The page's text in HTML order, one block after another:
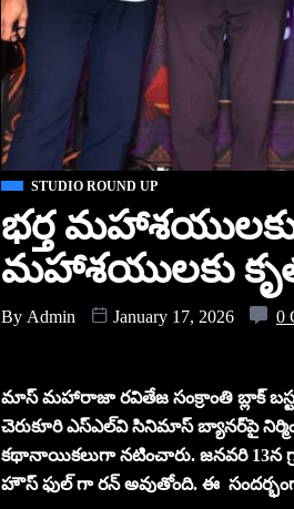
STUDIO ROUND UP
భర్త మహాశయులకు
మహాశయులకు
By Admin January 17, 2026 0
మాస్ మహారాజా రవితేజ సంక్రాంతి బ్లాక్ బస్టర్
చెరుకూరి ఎస్ఎల్‌వి సినిమాస్ బ్యానర్‌పై
కథానాయికలుగా నటించారు. జనవరి 13న
హౌస్ ఫుల్ గా రన్ అవుతోంది. ఈ